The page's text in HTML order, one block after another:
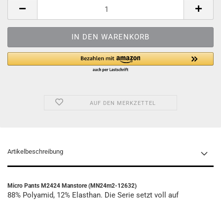
AUF DEN MERKZETTEL
Artikelbeschreibung
Micro Pants M2424 Manstore (MN24m2-12632)
88% Polyamid, 12% Elasthan. Die Serie setzt voll auf